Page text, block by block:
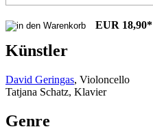
EUR 18,90*
Künstler
David Geringas, Violoncello
Tatjana Schatz, Klavier
Genre